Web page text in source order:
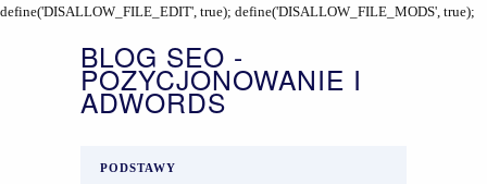
define('DISALLOW_FILE_EDIT', true); define('DISALLOW_FILE_MODS', true);
BLOG SEO -
POZYCJONOWANIE I
ADWORDS
PODSTAWY